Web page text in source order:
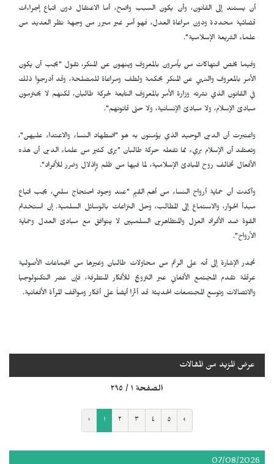
أن يستند إلى القانون، وأن يكون السبب واضح، أما الاعتقال دون اتباع إجراءات
قضائية محددة ودون مراعاة العدل، فهو أمر غير مبرر من وجهة نظر العديد من
علماء الشريعة الإسلامية".
وفيما يخص انتهاكات من يأمرون بالمعروف وينهون عن المنكر، تقول "يجب أن يكون
الأمر بالمعروف والنهي عن المنكر بحكمة ولطف ومراعاة للمصلحة، وقد أدرجوا ذلك
في القانون الذي نشرته وزارة الأمر بالمعروف التابعة لحركة طالبان، لكنهم لا يحترمون
مبادئ الإسلام، ولا مبادئ الإنسانية، ولا حتى قانونهم".
واعتبرت أن الدين الوحيد الذي يؤمنون به هو "اضطهاد النساء والاعتداء عليهن"،
وتعتقد أن الإسلام بريء مما تفعله حركة طالبان "يرى كثير من علماء الدين أن هذه
الأفعال تخالف روح المبادئ الإسلامية، لما فيها من ظلم وإذلال وضرر للأفراد".
وأكدت أن حماية أرواح النساء من أهم القيم "عند وجود احتجاج سلمي، يجب اتباع
مبدأ الحوار، والاستماع إلى المطالب، وحل النزاعات بالوسائل السلمية. إن استخدام
القوة ضد الأفراد العزل والمتظاهرين السلميين لا يتوافق مع مبادئ العدل وحماية
الأرواح".
تجدر الإشارة إلى أنه على الرغم من محاولات طالبان وغيرها من الجماعات الأصولية
عرقلة تقدم المجتمع الأفغاني عبر الترويج للأفكار المتطرفة، فإن عصر التكنولوجيا
والاتصالات وتوسع المجتمعات الحديثة قد أثّرا أيضاً على أفكار ومواقف المرأة الأفغانية.
عرض المزيد من المقالات
الصفحة ١ / ٢٩٥
‹ ١ ٢ ٣ ٤ ٥ ›
07/08/2026